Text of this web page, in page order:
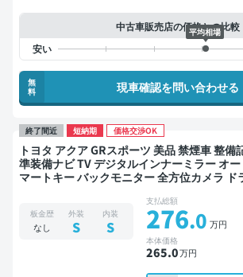
中古車販売店の価格との比較
平均相場
無
料
現車確認を問い合わせる
終了間近 短納期 価格交渉OK
トヨタ アクア GRスポーツ 美品 禁煙車 整備記録簿あり 標
準装備ナビ TV デジタルインナーミラー オ
マートキー バックモニター 全方位カメラ ド
板金歴
なし
外装
S
内装
S
支払総額
276.0 万円
本体価格
265.0万円